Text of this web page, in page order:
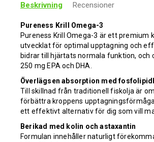
Beskrivning Recensioner
Pureness Krill Omega-3
Pureness Krill Omega-3 är ett
utvecklat för optimal upptagning och
bidrar till hjärtats normala funktion,
250 mg EPA och DHA.
Överlägsen absorption med
Till skillnad från traditionell fiskolja är
förbättra kroppens
ett effektivt alternativ för dig som vill
Berikad med kolin och astaxantin
Formulan innehåller naturligt